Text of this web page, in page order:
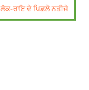
ਲੋਕ-ਰਾਇ ਦੇ ਪਿਛਲੇ ਨਤੀਜੇ